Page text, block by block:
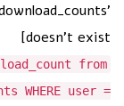
doesn't exist]
from
WHERE user =